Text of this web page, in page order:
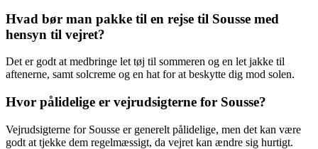
Hvad bør man pakke til en rejse til Sousse med
hensyn til vejret?
Det er godt at medbringe let tøj til sommeren og en let jakke til
aftenerne, samt solcreme og en hat for at beskytte dig mod solen.
Hvor pålidelige er vejrudsigterne for Sousse?
Vejrudsigterne for Sousse er generelt pålidelige, men det kan være
godt at tjekke dem regelmæssigt, da vejret kan ændre sig hurtigt.